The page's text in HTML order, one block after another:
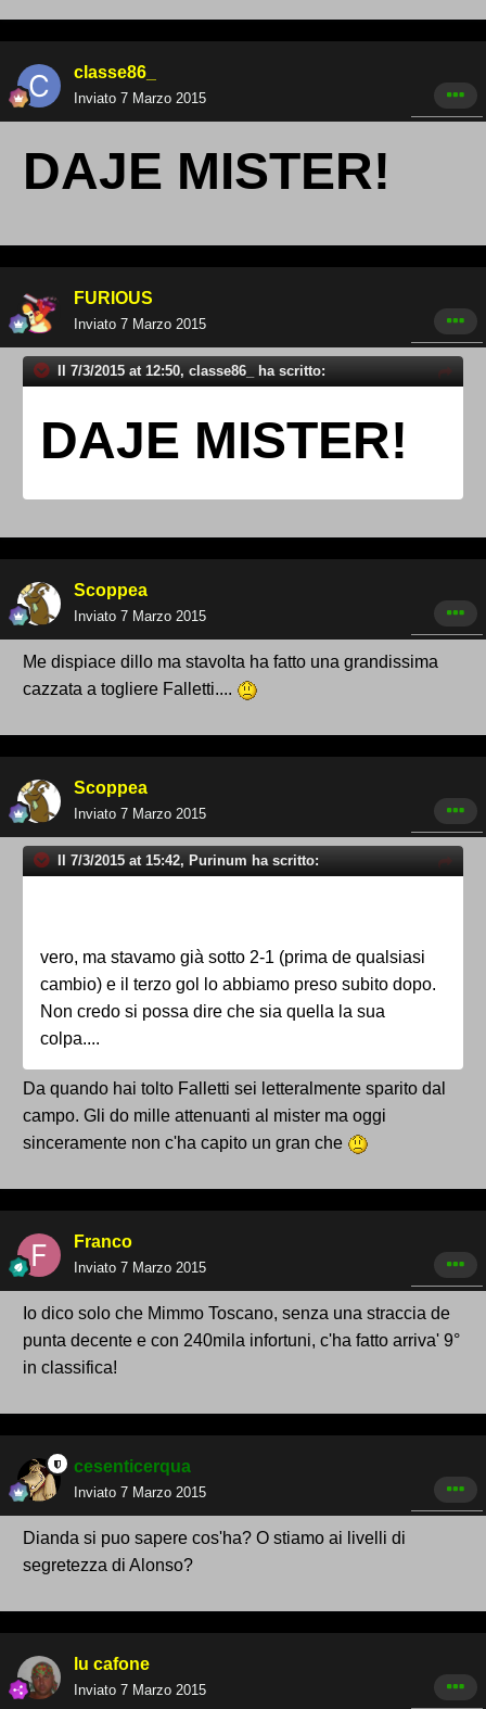
classe86_
Inviato 7 Marzo 2015
DAJE MISTER!
FURIOUS
Inviato 7 Marzo 2015
Il 7/3/2015 at 12:50, classe86_ ha scritto:
DAJE MISTER!
Scoppea
Inviato 7 Marzo 2015
Me dispiace dillo ma stavolta ha fatto una grandissima
cazzata a togliere Falletti....
Scoppea
Inviato 7 Marzo 2015
Il 7/3/2015 at 15:42, Purinum ha scritto:
vero, ma stavamo già sotto 2-1 (prima de qualsiasi
cambio) e il terzo gol lo abbiamo preso subito dopo.
Non credo si possa dire che sia quella la sua
colpa....
Da quando hai tolto Falletti sei letteralmente sparito dal
campo. Gli do mille attenuanti al mister ma oggi
sinceramente non c'ha capito un gran che
Franco
Inviato 7 Marzo 2015
Io dico solo che Mimmo Toscano, senza una straccia de
punta decente e con 240mila infortuni, c'ha fatto arriva' 9°
in classifica!
cesenticerqua
Inviato 7 Marzo 2015
Dianda si puo sapere cos'ha? O stiamo ai livelli di
segretezza di Alonso?
lu cafone
Inviato 7 Marzo 2015